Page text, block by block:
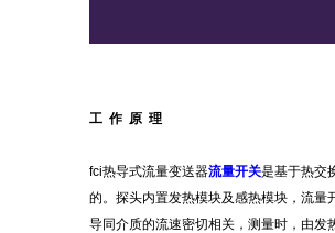
工 作 原 理
fci热导式流量变送器流量开关是基于热交
的。探头内置发热模块及感热模块，流量
导同介质的流速密切相关，测量时，由发